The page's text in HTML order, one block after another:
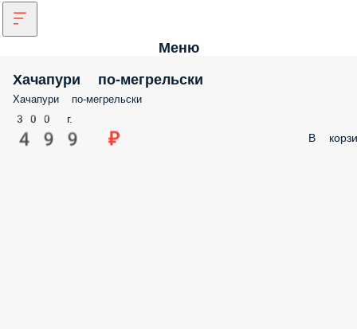
Меню
Хачапури по-мегрельски
Хачапури по-мегрельски
300 г.
499 ₽ В